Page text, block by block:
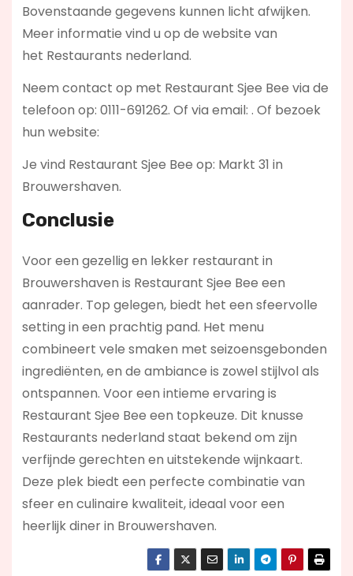
Bovenstaande gegevens kunnen licht afwijken.
Meer informatie vind u op de website van
het Restaurants nederland.
Neem contact op met Restaurant Sjee Bee via de
telefoon op: 0111-691262. Of via email: . Of bezoek
hun website:
Je vind Restaurant Sjee Bee op: Markt 31 in
Brouwershaven.
Conclusie
Voor een gezellig en lekker restaurant in
Brouwershaven is Restaurant Sjee Bee een
aanrader. Top gelegen, biedt het een sfeervolle
setting in een prachtig pand. Het menu
combineert vele smaken met seizoensgebonden
ingrediënten, en de ambiance is zowel stijlvol als
ontspannen. Voor een intieme ervaring is
Restaurant Sjee Bee een topkeuze. Dit knusse
Restaurants nederland staat bekend om zijn
verfijnde gerechten en uitstekende wijnkaart.
Deze plek biedt een perfecte combinatie van
sfeer en culinaire kwaliteit, ideaal voor een
heerlijk diner in Brouwershaven.